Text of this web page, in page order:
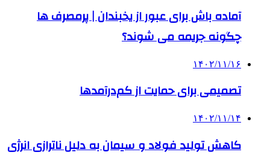
آماده باش برای عبور از یخبندان | پرمصرف ها
چگونه جریمه می شوند؟
۱۴۰۲/۱۱/۱۶
تصمیمی برای حمایت از کم‌درآمدها
۱۴۰۲/۱۱/۱۴
کاهش تولید فولاد و سیمان به دلیل ناترازی انرژی